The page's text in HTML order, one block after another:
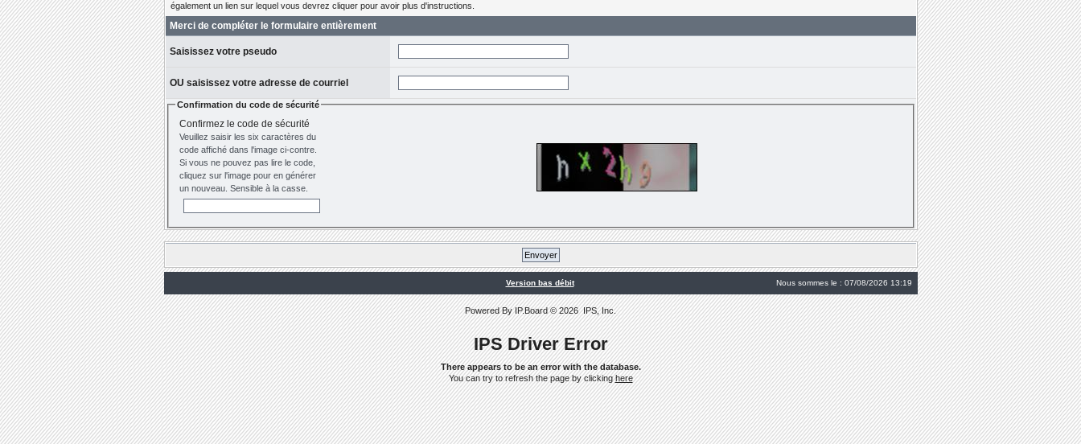
également un lien sur lequel vous devrez cliquer pour avoir plus d'instructions.
Merci de compléter le formulaire entièrement
Saisissez votre pseudo
OU saisissez votre adresse de courriel
Confirmation du code de sécurité
Confirmez le code de sécurité
Veuillez saisir les six caractères du
code affiché dans l'image ci-contre.
Si vous ne pouvez pas lire le code,
cliquez sur l'image pour en générer
un nouveau. Sensible à la casse.
Version bas débit Nous sommes le : 07/08/2026 13:19
Powered ByIP.Board© 2026IPS, Inc.
IPS Driver Error
There appears to be an error with the database.
You can try to refresh the page by clickinghere